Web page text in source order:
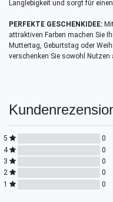
Langlebigkeit und sorgt für
PERFEKTE GESCHENKIDEE:
attraktiven Farben machen Sie
Muttertag, Geburtstag oder
verschenken Sie sowohl
5
0
4
0
3
0
2
0
1
0